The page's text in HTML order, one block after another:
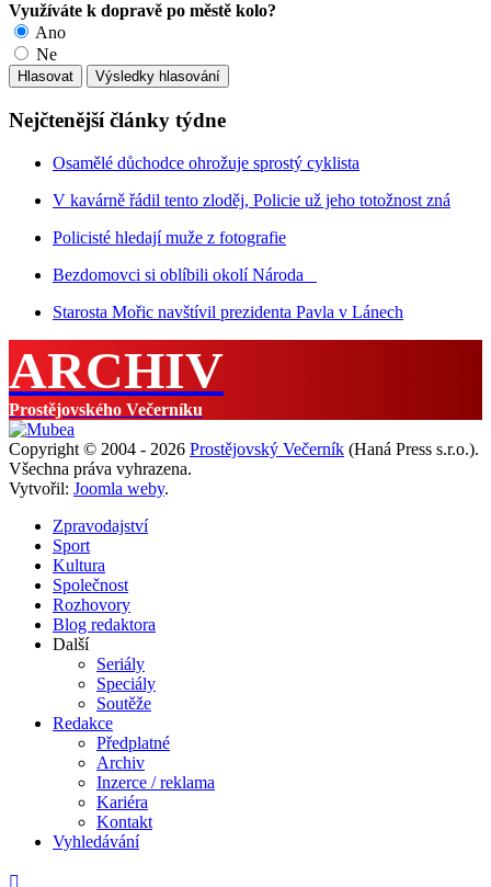
Využíváte k dopravě po městě kolo?
Ano
Ne
Nejčtenější články týdne
Osamělé důchodce ohrožuje sprostý cyklista
V kavárně řádil tento zloděj, Policie už jeho totožnost zná
Policisté hledají muže z fotografie
Bezdomovci si oblíbili okolí Národa
Starosta Mořic navštívil prezidenta Pavla v Lánech
ARCHIV
Prostějovského Večerníku
Copyright © 2004 - 2026 Prostějovský Večerník (Haná Press s.r.o.).
Všechna práva vyhrazena.
Vytvořil: Joomla weby.
Zpravodajství
Sport
Kultura
Společnost
Rozhovory
Blog redaktora
Další
Seriály
Speciály
Soutěže
Redakce
Předplatné
Archiv
Inzerce / reklama
Kariéra
Kontakt
Vyhledávání